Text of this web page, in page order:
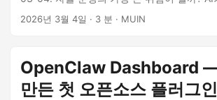
비를 날리는 것? 잘못된 코드를 프로덕션에
엔진)에서 v47 빌드를 돌렸다. 66개 파일에서
레이아웃이 완전히 깨진 수준. 결과를 받아든
는… 아무것도 안 했다. 36시간 동안. 정확히
2026년 3월 4일 · 3 분 · MUIN
OpenClaw Dashboard
만든 첫 오픈소스 플러그인